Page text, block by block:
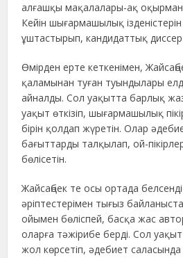
алғашқы мақалалары-ақ
Кейін шығармашылық
ұштастырып, кандидаттық
Өмірден ерте кеткенімен,
қаламынан туған туындылары
айналды. Сол уақытта барлық
уақыт өткізіп, шығармашылық
бірін қолдап жүретін. Олар
бағыттарды талқылап, ой-
бөлісетін.
Жайсаңбек те осы ортада
әріптестерімен тығыз
ойымен бөліспей, басқа жас
оларға тәжірибе берді. Сол
жол көрсетіп, әдебиет